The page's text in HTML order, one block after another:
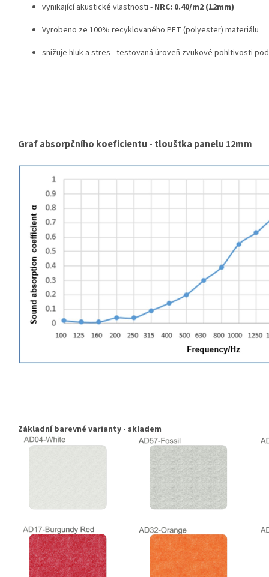
vynikající akustické vlastnosti - NRC: 0.40/m2 (12mm)
Vyrobeno ze 100% recyklovaného PET (polyester) materiálu
snižuje hluk a stres - testovaná úroveň zvukové pohltivosti
Graf absorpčního koeficientu - tloušťka panelu 12mm
Základní barevné varianty - skladem